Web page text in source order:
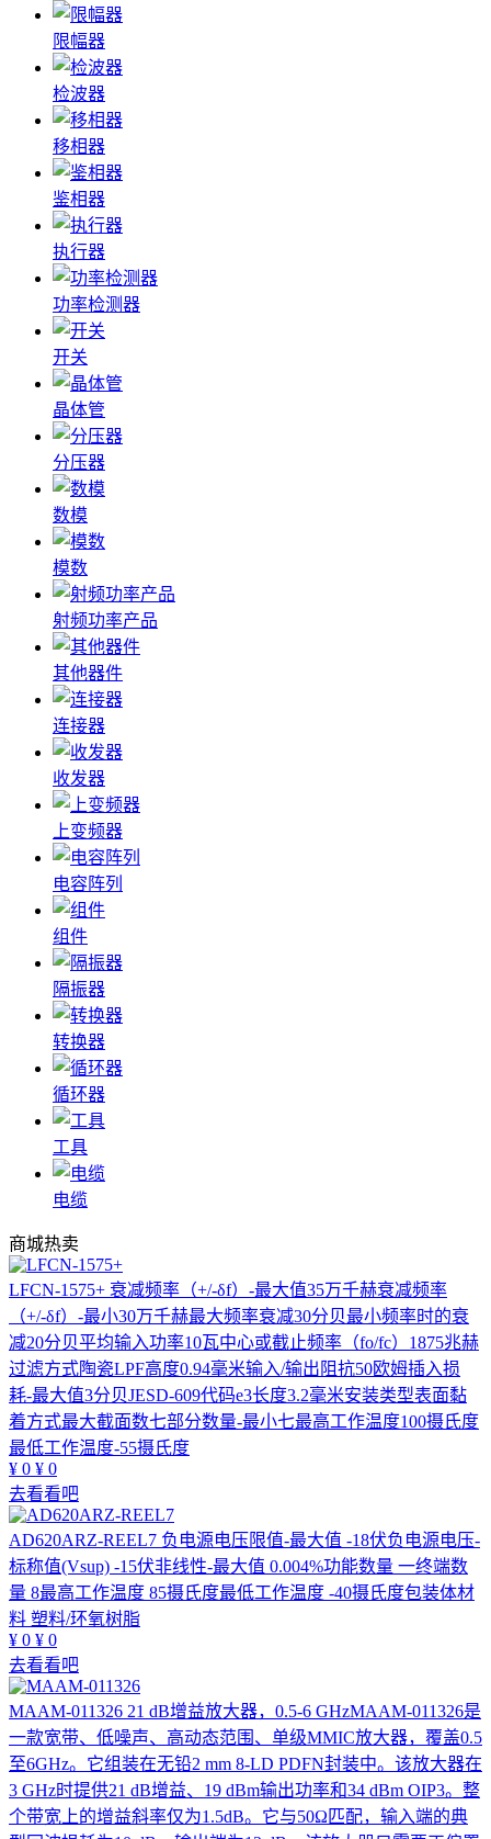
限幅器
检波器
移相器
鉴相器
执行器
功率检测器
开关
晶体管
分压器
数模
模数
射频功率产品
其他器件
连接器
收发器
上变频器
电容阵列
组件
隔振器
转换器
循环器
工具
电缆
商城热卖
LFCN-1575+ 衰减频率（+/-δf）-最大值35万千赫衰减频率
（+/-δf）-最小30万千赫最大频率衰减30分贝最小频率时的衰
减20分贝平均输入功率10瓦中心或截止频率（fo/fc）1875兆赫
过滤方式陶瓷LPF高度0.94毫米输入/输出阻抗50欧姆插入损
耗-最大值3分贝JESD-609代码e3长度3.2毫米安装类型表面黏
着方式最大截面数七部分数量-最小七最高工作温度100摄氏度
最低工作温度-55摄氏度
¥ 0 ¥ 0
去看看吧
AD620ARZ-REEL7 负电源电压限值-最大值 -18伏负电源电压-
标称值(Vsup) -15伏非线性-最大值 0.004%功能数量 一终端数
量 8最高工作温度 85摄氏度最低工作温度 -40摄氏度包装体材
料 塑料/环氧树脂
¥ 0 ¥ 0
去看看吧
MAAM-011326 21 dB增益放大器，0.5-6 GHzMAAM-011326是
一款宽带、低噪声、高动态范围、单级MMIC放大器，覆盖0.5
至6GHz。它组装在无铅2 mm 8-LD PDFN封装中。该放大器在
3 GHz时提供21 dB增益、19 dBm输出功率和34 dBm OIP3。整
个带宽上的增益斜率仅为1.5dB。它与50Ω匹配，输入端的典